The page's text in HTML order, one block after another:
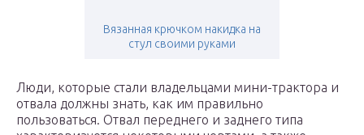
Вязанная крючком накидка на
стул своими руками
Люди, которые стали владельцами мини-трактора и
отвала должны знать, как им правильно
пользоваться. Отвал переднего и заднего типа